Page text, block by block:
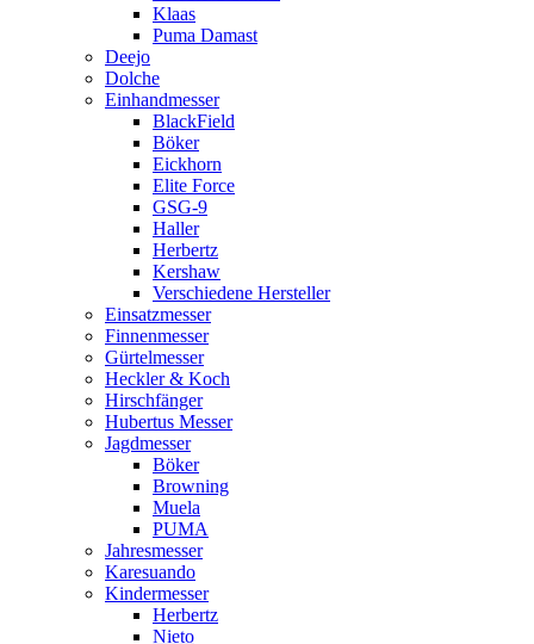
Klaas
Puma Damast
Deejo
Dolche
Einhandmesser
BlackField
Böker
Eickhorn
Elite Force
GSG-9
Haller
Herbertz
Kershaw
Verschiedene Hersteller
Einsatzmesser
Finnenmesser
Gürtelmesser
Heckler & Koch
Hirschfänger
Hubertus Messer
Jagdmesser
Böker
Browning
Muela
PUMA
Jahresmesser
Karesuando
Kindermesser
Herbertz
Nieto